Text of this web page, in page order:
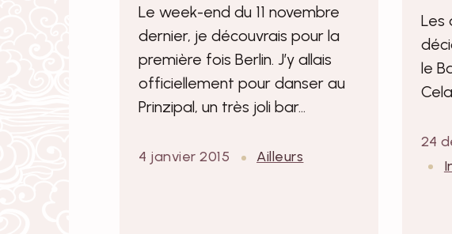
Le week-end du 11 novembre
dernier, je découvrais pour la
première fois Berlin. J’y allais
officiellement pour danser au
Prinzipal, un très joli bar…
4 janvier 2015 Ailleurs
Les
le
24